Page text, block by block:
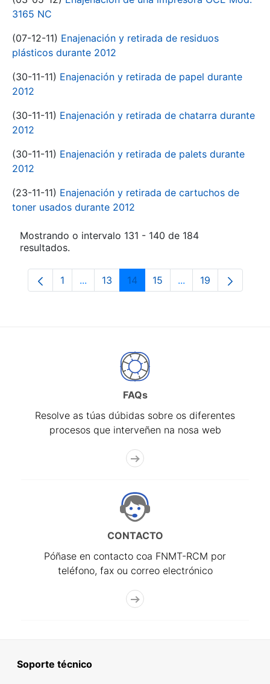
3165 NC
(07-12-11) Enajenación y retirada de residuos
plásticos durante 2012
(30-11-11) Enajenación y retirada de papel durante
2012
(30-11-11) Enajenación y retirada de chatarra durante
2012
(30-11-11) Enajenación y retirada de palets durante
2012
(23-11-11) Enajenación y retirada de cartuchos de
toner usados durante 2012
Mostrando o intervalo 131 - 140 de 184
resultados.
Páxina
1 ...Páxinas intermedias Use pestaña para
Páxina
13 Páxina
14 Páxina
15 ...PáxinasPáxina
19
FAQs
Resolve as túas dúbidas sobre os diferentes
procesos que interveñen na nosa web
CONTACTO
Póñase en contacto coa FNMT-RCM por
teléfono, fax ou correo electrónico
Soporte técnico